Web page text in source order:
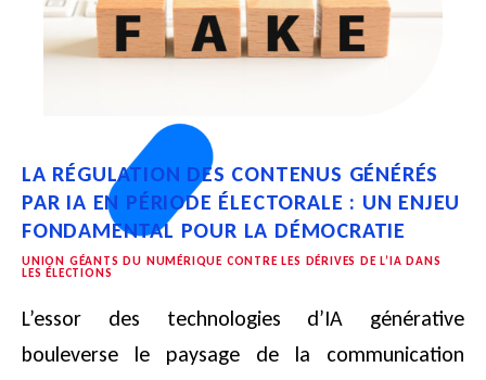
LA RÉGULATION DES CONTENUS GÉNÉRÉS
PAR IA EN PÉRIODE ÉLECTORALE : UN ENJEU
FONDAMENTAL POUR LA DÉMOCRATIE
UNION GÉANTS DU NUMÉRIQUE CONTRE LES DÉRIVES DE L’IA DANS
LES ÉLECTIONS
L’essor des technologies d’IA générative
bouleverse le paysage de la communication